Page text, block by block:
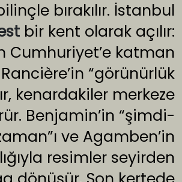
bırakılır. İstanbul
bir kent olarak açılır:
Cumhuriyet’e katman
“görünürlük
kenardakiler merkeze
Benjamin’in “şimdi-
ve Agamben’in
resimler seyirden